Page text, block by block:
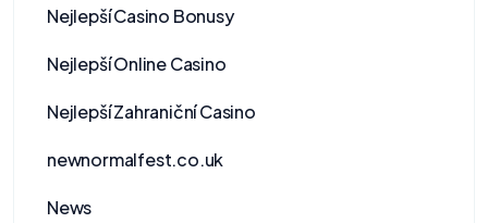
Nejlepší Casino Bonusy
Nejlepší Online Casino
Nejlepší Zahraniční Casino
newnormalfest.co.uk
News